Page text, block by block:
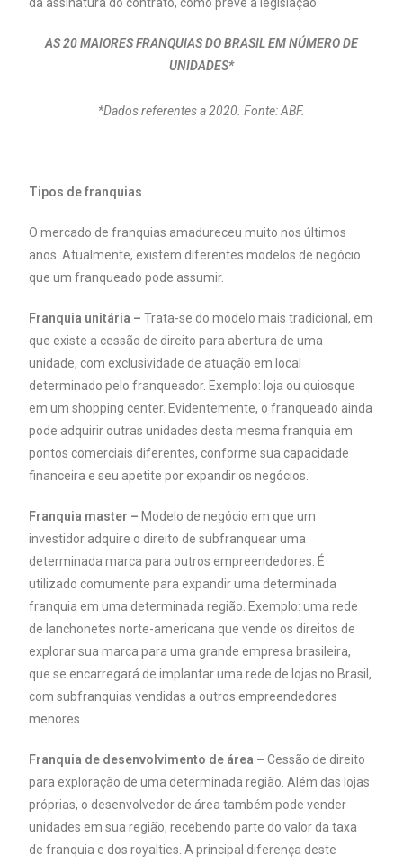
AS 20 MAIORES FRANQUIAS DO BRASIL EM NÚMERO DE
UNIDADES*
*Dados referentes a 2020. Fonte: ABF.
Tipos de franquias
O mercado de franquias amadureceu muito nos últimos
anos. Atualmente, existem diferentes modelos de negócio
que um franqueado pode assumir.
Franquia unitária – Trata-se do modelo mais tradicional, em
que existe a cessão de direito para abertura de uma
unidade, com exclusividade de atuação em local
determinado pelo franqueador. Exemplo: loja ou quiosque
em um shopping center. Evidentemente, o franqueado ainda
pode adquirir outras unidades desta mesma franquia em
pontos comerciais diferentes, conforme sua capacidade
financeira e seu apetite por expandir os negócios.
Franquia master – Modelo de negócio em que um
investidor adquire o direito de subfranquear uma
determinada marca para outros empreendedores. É
utilizado comumente para expandir uma determinada
franquia em uma determinada região. Exemplo: uma rede
de lanchonetes norte-americana que vende os direitos de
explorar sua marca para uma grande empresa brasileira,
que se encarregará de implantar uma rede de lojas no Brasil,
com subfranquias vendidas a outros empreendedores
menores.
Franquia de desenvolvimento de área – Cessão de direito
para exploração de uma determinada região. Além das lojas
próprias, o desenvolvedor de área também pode vender
unidades em sua região, recebendo parte do valor da taxa
de franquia e dos royalties. A principal diferença deste